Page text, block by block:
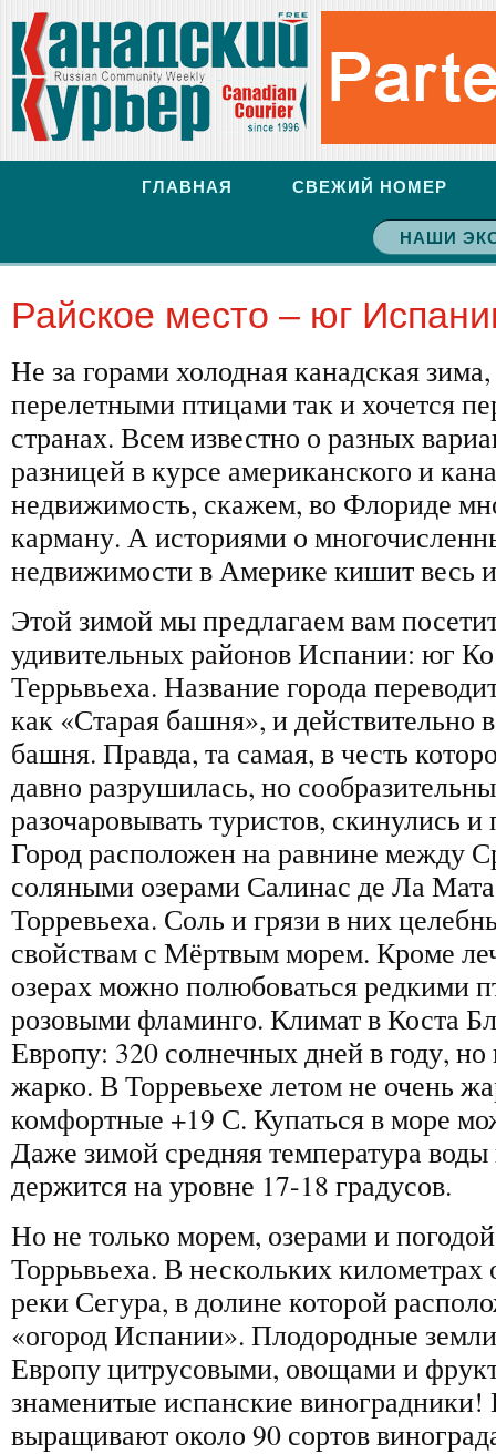
ГЛАВНАЯ СВЕЖИЙ НОМЕР
НАШИ
Райское место – юг
Не за горами холодная канадская зима,
перелетными птицами так и хочется
странах. Всем известно о разных
разницей в курсе американского и
недвижимость, скажем, во Флориде
карману. А историями о
недвижимости в Америке кишит весь
Этой зимой мы предлагаем вам
удивительных районов Испании: юг
Террьвьеха. Название города
как «Старая башня», и действительно
башня. Правда, та самая, в честь
давно разрушилась, но
разочаровывать туристов, скинулись
Город расположен на равнине между
соляными озерами Салинас де Ла
Торревьеха. Соль и грязи в них
свойствам с Мёртвым морем. Кроме
озерах можно полюбоваться редкими
розовыми фламинго. Климат в Коста
Европу: 320 солнечных дней в году, но
жарко. В Торревьехе летом не очень
комфортные +19 С. Купаться в море
Даже зимой средняя температура воды
держится на уровне 17-18 градусов.
Но не только морем, озерами и
Торрьвьеха. В нескольких километрах
реки Сегура, в долине которой
«огород Испании». Плодородные
Европу цитрусовыми, овощами и
знаменитые испанские виноградники!
выращивают около 90 сортов